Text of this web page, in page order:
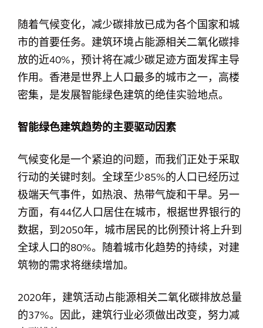
随着气候变化，减少碳排放已成为各个国家和城
市的首要任务。建筑环境占能源相关二氧化碳排
放的近40%，预计将在减少碳足迹方面发挥主导
作用。香港是世界上人口最多的城市之一，高楼
密集，是发展智能绿色建筑的绝佳实验地点。
智能绿色建筑趋势的主要驱动因素
气候变化是一个紧迫的问题，而我们正处于采取
行动的关键时刻。全球至少85%的人口已经历过
极端天气事件，如热浪、热带气旋和干旱。另一
方面，有44亿人口居住在城市，根据世界银行的
数据，到2050年，城市居民的比例预计将上升到
全球人口的80%。随着城市化趋势的持续，对建
筑物的需求将继续增加。
2020年，建筑活动占能源相关二氧化碳排放总量
的37%。因此，建筑行业必须做出改变，努力减